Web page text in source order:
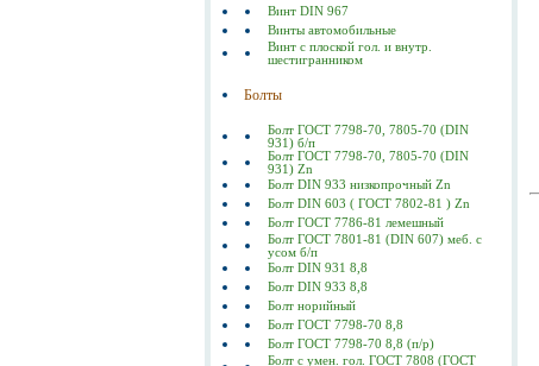
Винт DIN 967
Винты автомобильные
Винт с плоской гол. и внутр.
шестигранником
Болты
Болт ГОСТ 7798-70, 7805-70 (DIN
931) б/п
Болт ГОСТ 7798-70, 7805-70 (DIN
931) Zn
Болт DIN 933 низкопрочный Zn
Болт DIN 603 ( ГОСТ 7802-81 ) Zn
Болт ГОСТ 7786-81 лемешный
Болт ГОСТ 7801-81 (DIN 607) меб. с
усом б/п
Болт DIN 931 8,8
Болт DIN 933 8,8
Болт норийный
Болт ГОСТ 7798-70 8,8
Болт ГОСТ 7798-70 8,8 (п/р)
Болт с умен. гол. ГОСТ 7808 (ГОСТ